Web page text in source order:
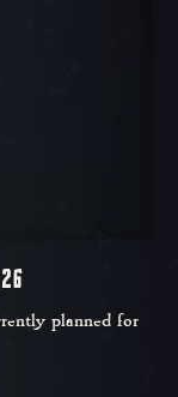
planned for